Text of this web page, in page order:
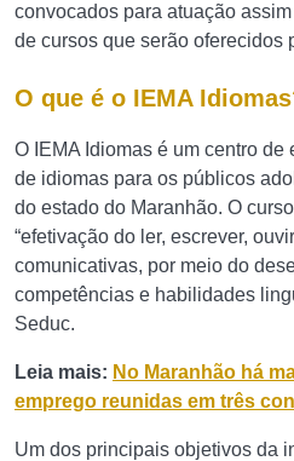
convocados para atuação
de cursos que serão oferecidos
O que é o IEMA
O IEMA Idiomas é um centro
de idiomas para os públicos
do estado do Maranhão. O
“efetivação do ler, escrever,
comunicativas, por meio do
competências e habilidades
Seduc.
Leia mais: No Maranhão há
emprego reunidas em três
Um dos principais objetivos da